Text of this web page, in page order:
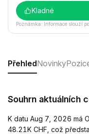
Kladné
Poznámka: Informace slouží
PřehledNovinky
Souhrn aktuálních
K datu Aug 7, 2026 má
48.21K CHF, což